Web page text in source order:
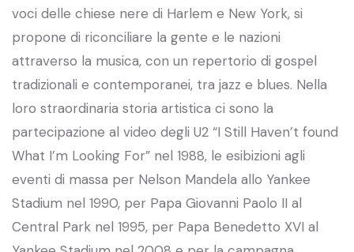
voci delle chiese nere di Harlem e New York, si
propone di riconciliare la gente e le nazioni
attraverso la musica, con un repertorio di gospel
tradizionali e contemporanei, tra jazz e blues. Nella
loro straordinaria storia artistica ci sono la
partecipazione al video degli U2 “I Still Haven’t found
What I’m Looking For” nel 1988, le esibizioni agli
eventi di massa per Nelson Mandela allo Yankee
Stadium nel 1990, per Papa Giovanni Paolo II al
Central Park nel 1995, per Papa Benedetto XVI al